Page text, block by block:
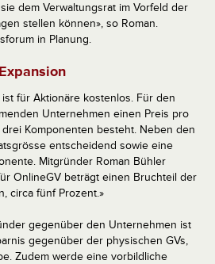
dem Verwaltungsrat im Vorfeld der
stellen können», so Roman.
in Planung.
für Aktionäre kostenlos. Für den
Unternehmen einen Preis pro
Komponenten besteht. Neben den
entscheidend sowie eine
Mitgründer Roman Bühler
OnlineGV beträgt einen Bruchteil der
circa fünf Prozent.»
gegenüber den Unternehmen ist
gegenüber der physischen GVs,
Zudem werde eine vorbildliche